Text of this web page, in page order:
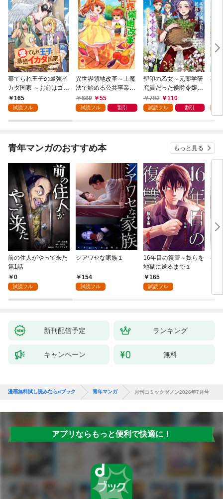
棄てられ王子の最強イ
カダ国家 ～お前はゴミ
だと追放されたので、
無駄スキル【リサイク
されたモノたちで海上
165
試読フル
異世界領地改革～土魔
法で始める公共事業～
1巻660 55
試読フル 割引
聖印の乙女～元薬学研
究員だった侯爵令嬢は
婚約辞退してハイヒー
ラーを目指します～ 1
792 110
試読フル 割引
棄
無
ル
【
青年マンガのおすすめ本 もっと見る
前の住人がやって来た
第1話
0
試読フル
シアワセな家族１
154
試読フル
16年目の復讐～奴らを
地獄に送るまで１
165
試読フル
ベ
新刊配信予定 ランキング
キャンペーン 無料
漫画無料試し読みならdブック 青年マンガ 月刊コミックゼノン2026年7月号
アプリならもっと便利で快適に！